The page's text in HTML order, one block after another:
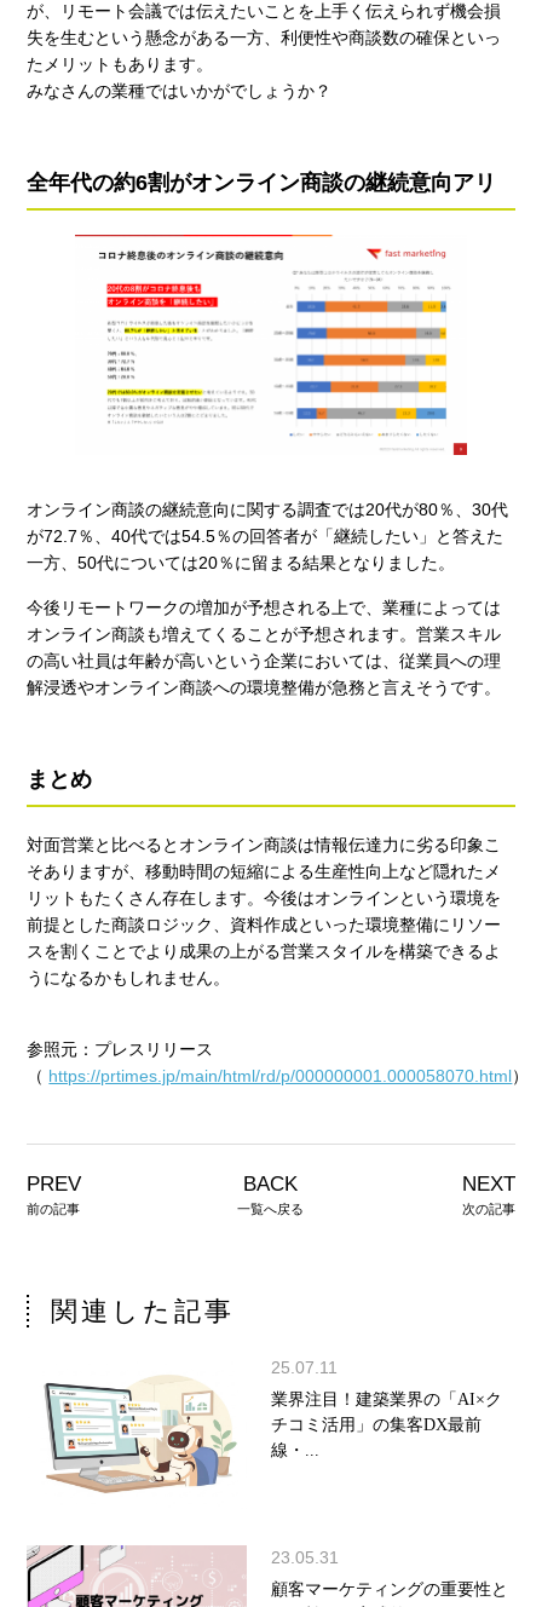
が、リモート会議では伝えたいことを上手く伝えられず機会損
失を生むという懸念がある一方、利便性や商談数の確保といっ
たメリットもあります。
みなさんの業種ではいかがでしょうか？
全年代の約6割がオンライン商談の継続意向アリ
オンライン商談の継続意向に関する調査では20代が80％、30代
が72.7％、40代では54.5％の回答者が「継続したい」と答えた
一方、50代については20％に留まる結果となりました。
今後リモートワークの増加が予想される上で、業種によっては
オンライン商談も増えてくることが予想されます。営業スキル
の高い社員は年齢が高いという企業においては、従業員への理
解浸透やオンライン商談への環境整備が急務と言えそうです。
まとめ
対面営業と比べるとオンライン商談は情報伝達力に劣る印象こ
そありますが、移動時間の短縮による生産性向上など隠れたメ
リットもたくさん存在します。今後はオンラインという環境を
前提とした商談ロジック、資料作成といった環境整備にリソー
スを割くことでより成果の上がる営業スタイルを構築できるよ
うになるかもしれません。
参照元：プレスリリース
（ https://prtimes.jp/main/html/rd/p/000000001.000058070.html）
PREV
前の記事
BACK
一覧へ戻る
NEXT
次の記事
関連した記事
25.07.11
業界注目！建築業界の「AI×ク
チコミ活用」の集客DX最前
線・...
23.05.31
顧客マーケティングの重要性と